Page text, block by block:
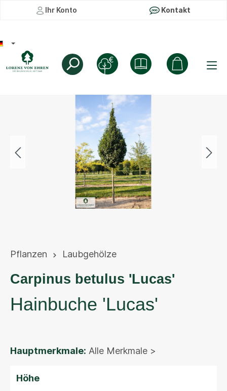
Ihr Konto Kontakt
Pflanzen Laubgehölze
Carpinus betulus 'Lucas'
Hainbuche 'Lucas'
Hauptmerkmale: Alle Merkmale >
Höhe